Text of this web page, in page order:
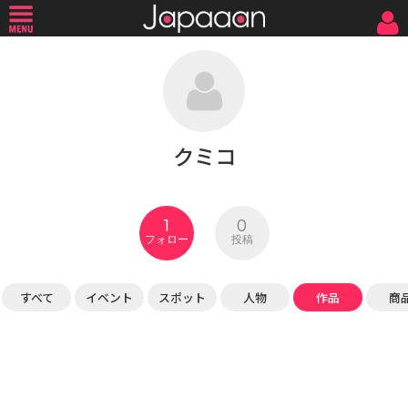
クミコ
1
フォロー
0
投稿
すべて イベント スポット 人物 作品 商